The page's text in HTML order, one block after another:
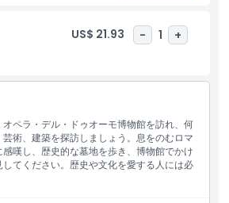
ことができます。美術館はピサの芸術的・
を提供し、著名な芸術家による傑作を展示
ットを予約すると、ピサのこれら重要な名
術館は忘れがたい体験を提供します。これ
訪し、ピサの豊かな文化史に浸ってくださ
US$ 21.93 - 1 +
ペラ・デル・ドゥオーモ博物館を訪れ、何
術、建築を探訪しましょう。息をのむロマ
嘆し、歴史的な墓地を歩き、博物館でかけ
てください。歴史や文化を愛する人には必